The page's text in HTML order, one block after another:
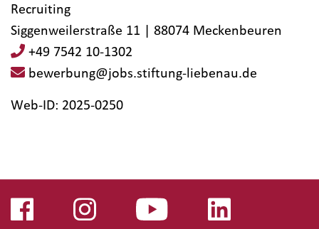
Recruiting
Siggenweilerstraße 11 | 88074 Meckenbeuren
+49 7542 10-1302
bewerbung@jobs.stiftung-liebenau.de
Web-ID: 2025-0250